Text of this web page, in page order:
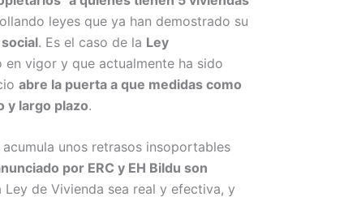
leyes que ya han demostrado su
. Es el caso de la Ley
en vigor y que actualmente ha sido
abre la puerta a que medidas como
y largo plazo.
unos retrasos insoportables
por ERC y EH Bildu son
Ley de Vivienda sea real y efectiva, y